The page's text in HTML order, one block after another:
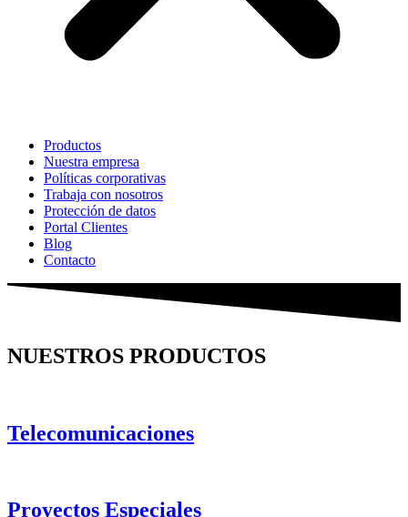
Productos
Nuestra empresa
Políticas corporativas
Trabaja con nosotros
Protección de datos
Portal Clientes
Blog
Contacto
NUESTROS PRODUCTOS
Telecomunicaciones
Proyectos Especiales